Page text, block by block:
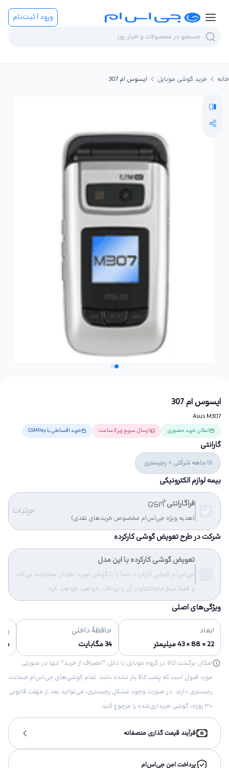
ورود | ثبت‌نام
خانه خرید گوشی موبایل ایسوس ام 307
ایسوس ام 307
Asus M307
امکان خرید حضوری ارسال سریع زیر 3 ساعت خرید اقساطی با GSMPay
گارانتی
18 ماهه شرکتی + رجیستری
بیمه لوازم الکترونیکی
فراگارانتی
(هدیه ویژه جی‌اس‌ام مخصوص خریدهای نقدی)
جزئیات
شرکت در طرح تعویض گوشی کارکرده
تعویض گوشی کارکرده با این مدل
جی‌اس‌ام گوشی کارکرده شما را با گوشی مورد نظرتان معاوضه می‌کند
و فقط مبلغ مابه‌التفاوت آن را پرداخت خواهید خواهید کرد.
ویژگی‌های اصلی
ابعاد
22 × 88 × 43 میلیمتر
حافظهٔ داخلی
34 مگابایت
امکان برگشت کالا در گروه موبایل با دلیل “انصراف از خرید“ تنها در صورتی
مورد قبول است که پلمب کالا باز نشده باشد. تمام گوشی‌های جی‌اس‌ام ضمانت
رجیستری دارند. در صورت وجود مشکل رجیستری، می‌توانید بعد از مهلت قانونی
۳۰ روزه، گوشی خریداری‌شده را مرجوع کنید.
فرآیند قیمت گذاری منصفانه
پرداخت امن جی‌اس‌ام